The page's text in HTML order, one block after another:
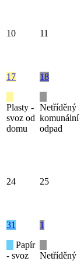
10 11
17
Plasty -
svoz od
domu
18
Netříděný
komunální
odpad
24 25
31
Papír
- svoz
1
Netříděný